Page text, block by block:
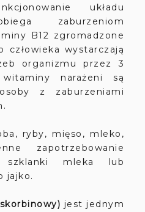
układu
zaburzeniom
B12 zgromadzone
człowieka wystarczają
organizmu przez 3
narażeni są
z zaburzeniami
ryby, mięso, mleko,
zapotrzebowanie
mleka lub
jajko.
jest jednym